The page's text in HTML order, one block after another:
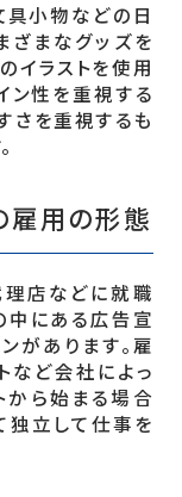
具小物などの日
ざまなグッズを
イラストを使用
ン性を重視する
さを重視するも
雇用の形態
店などに就職
中にある広告宣
があります。雇
など会社によっ
から始まる場合
独立して仕事を